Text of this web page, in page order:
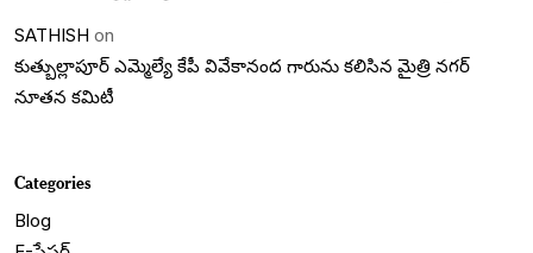
SATHISH on
కుత్బుల్లాపూర్ ఎమ్మెల్యే కేపీ వివేకానంద గారును కలిసిన మైత్రి నగర్
నూతన కమిటీ
Categories
Blog